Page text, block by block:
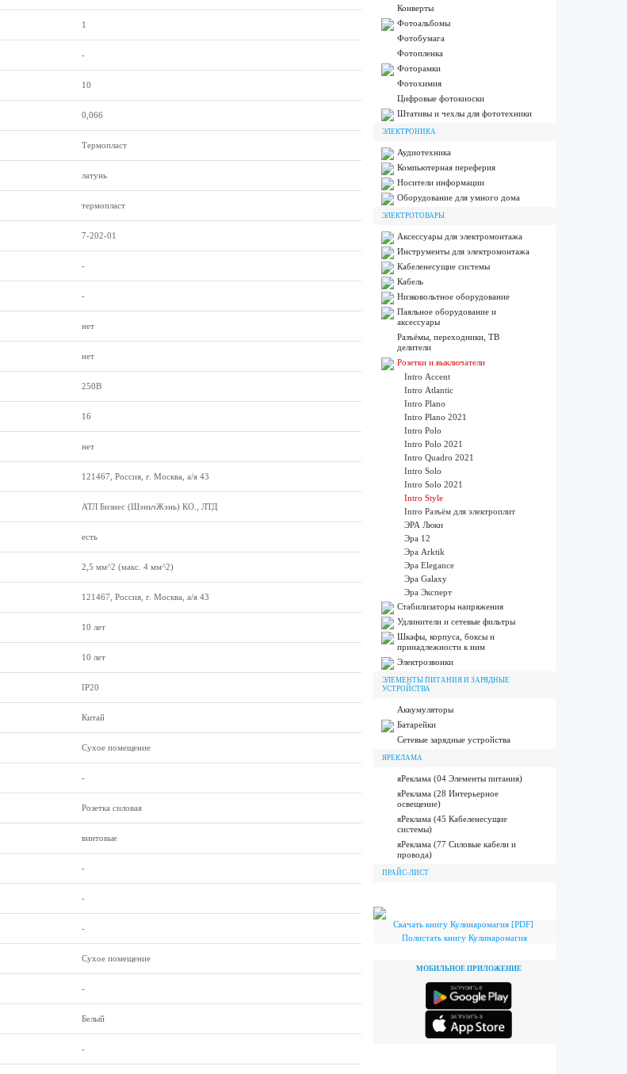
1
-
10
0,066
Термопласт
латунь
термопласт
7-202-01
-
-
нет
нет
250В
16
нет
121467, Россия, г. Москва, а/я 43
АТЛ Бизнес (ШэньчЖэнь) КО., ЛТД
есть
2,5 мм^2 (макс. 4 мм^2)
121467, Россия, г. Москва, а/я 43
10 лет
10 лет
IP20
Китай
Сухое помещение
-
Розетка силовая
винтовые
-
-
-
Сухое помещение
-
Белый
-
Конверты
Фотоальбомы
Фотобумага
Фотопленка
Фоторамки
Фотохимия
Цифровые фотокиоски
Штативы и чехлы для фототехники
ЭЛЕКТРОНИКА
Аудиотехника
Компьютерная переферия
Носители информации
Оборудование для умного дома
ЭЛЕКТРОТОВАРЫ
Аксессуары для электромонтажа
Инструменты для электромонтажа
Кабеленесущие системы
Кабель
Низковольтное оборудование
Паяльное оборудование и
аксессуары
Разъёмы, переходники, ТВ
делители
Розетки и выключатели
Intro Accent
Intro Atlantic
Intro Plano
Intro Plano 2021
Intro Polo
Intro Polo 2021
Intro Quadro 2021
Intro Solo
Intro Solo 2021
Intro Style
Intro Разъём для электроплит
ЭРА Люки
Эра 12
Эра Arktik
Эра Elegance
Эра Galaxy
Эра Эксперт
Стабилизаторы напряжения
Удлинители и сетевые фильтры
Шкафы, корпуса, боксы и
принадлежности к ним
Электрозвонки
ЭЛЕМЕНТЫ ПИТАНИЯ И ЗАРЯДНЫЕ
УСТРОЙСТВА
Аккумуляторы
Батарейки
Сетевые зарядные устройства
ЯРЕКЛАМА
яРеклама (04 Элементы питания)
яРеклама (28 Интерьерное
освещение)
яРеклама (45 Кабеленесущие
системы)
яРеклама (77 Силовые кабели и
провода)
ПРАЙС-ЛИСТ
Скачать книгу Кулинаромагия [PDF]
Полистать книгу Кулинаромагия
МОБИЛЬНОЕ ПРИЛОЖЕНИЕ